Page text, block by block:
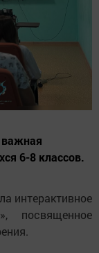
важная
6-8 классов.
интерактивное
посвященное